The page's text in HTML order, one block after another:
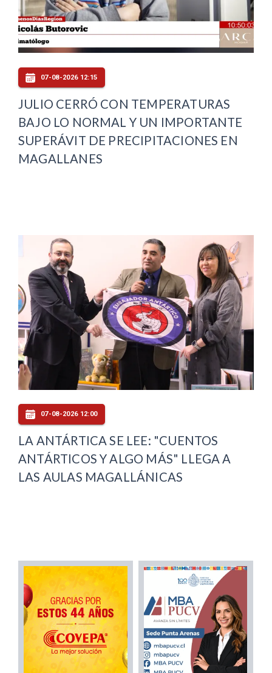
07-08-2026 12:15
JULIO CERRÓ CON TEMPERATURAS
BAJO LO NORMAL Y UN IMPORTANTE
SUPERÁVIT DE PRECIPITACIONES EN
MAGALLANES
07-08-2026 12:00
LA ANTÁRTICA SE LEE: "CUENTOS
ANTÁRTICOS Y ALGO MÁS" LLEGA A
LAS AULAS MAGALLÁNICAS